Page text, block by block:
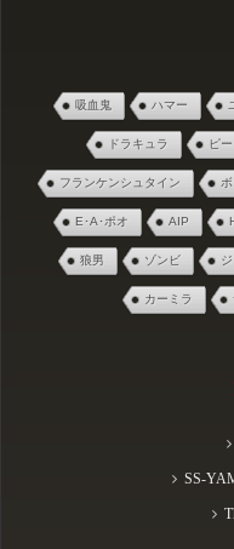
吸血鬼 ハマー
ドラキュラ ピ
フランケンシュタイン
E･A･ポオ AIP
狼男 ゾンビ
カーミラ
SS-